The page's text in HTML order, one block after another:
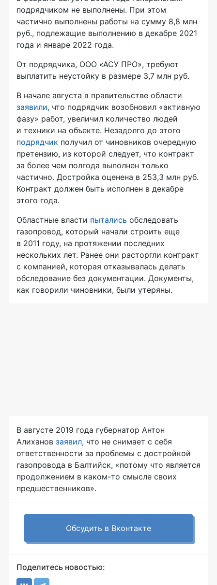
подрядчиком не выполнены. При этом
частично выполнены работы на сумму 8,8 млн
руб., подлежащие выполнению в декабре 2021
года и январе 2022 года.
От подрядчика, ООО «АСУ ПРО», требуют
выплатить неустойку в размере 3,7 млн руб.
В начале августа в правительстве области
заявили, что подрядчик возобновил «активную
фазу» работ, увеличил количество людей
и техники на объекте. Незадолго до этого
подрядчик получил от чиновников очередную
претензию, из которой следует, что контракт
за более чем полгода выполнен только
частично. Достройка оценена в 253,3 млн руб.
Контракт должен быть исполнен в декабре
этого года.
Областные власти пытались обследовать
газопровод, который начали строить еще
в 2011 году, на протяжении последних
нескольких лет. Ранее они расторгли контракт
с компанией, которая отказывалась делать
обследование без документации. Документы,
как говорили чиновники, были утеряны.
В августе 2019 года губернатор Антон
Алиханов заявил, что не снимает с себя
ответственности за проблемы с достройкой
газопровода в Балтийск, «потому что является
продолжением в каком-то смысле своих
предшественников».
Обсудить в Вконтакте
Поделитесь новостью: